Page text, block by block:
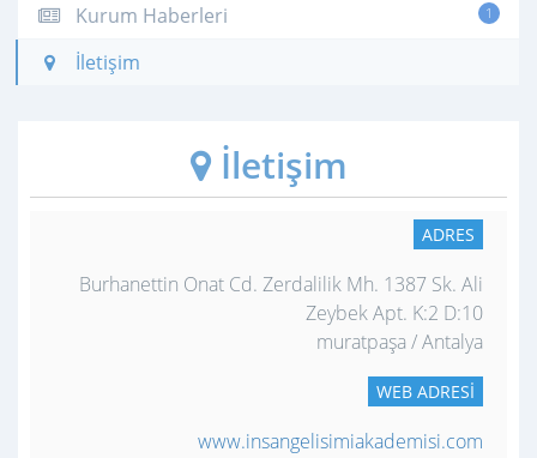
1
Kurum Haberleri
İletişim
İletişim
ADRES
Burhanettin Onat Cd. Zerdalilik Mh. 1387 Sk. Ali
Zeybek Apt. K:2 D:10
muratpaşa / Antalya
WEB ADRESI
www.insangelisimiakademisi.com